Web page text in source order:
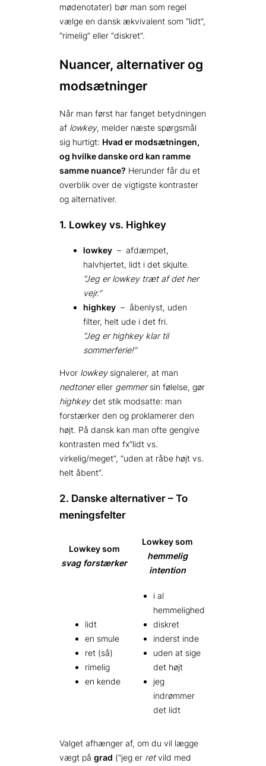
mødenotater) bør man som regel
vælge en dansk ækvivalent som “lidt”,
“rimelig” eller “diskret”.
Nuancer, alternativer og
modsætninger
Når man først har fanget betydningen
af lowkey, melder næste spørgsmål
sig hurtigt: Hvad er modsætningen,
og hvilke danske ord kan ramme
samme nuance? Herunder får du et
overblik over de vigtigste kontraster
og alternativer.
1. Lowkey vs. Highkey
lowkey – afdæmpet,
halvhjertet, lidt i det skjulte.
“Jeg er lowkey træt af det her
vejr.”
highkey – åbenlyst, uden
filter, helt ude i det fri.
“Jeg er highkey klar til
sommerferie!”
Hvor lowkeysignalerer, at man
nedtonereller gemmersin følelse, gør
highkeydet stik modsatte: man
forstærker den og proklamerer den
højt. På dansk kan man ofte gengive
kontrasten med fx“lidt vs.
virkelig/meget”, “uden at råbe højt vs.
helt åbent”.
2. Danske alternativer – To
meningsfelter
Lowkey som
svag forstærker
Lowkey som
hemmelig
intention
lidt
en smule
ret (så)
rimelig
en kende
i al
hemmelighed
diskret
inderst inde
uden at sige
det højt
jeg
indrømmer
det lidt
Valget afhænger af, om du vil lægge
vægt på grad (“jeg er retvild med